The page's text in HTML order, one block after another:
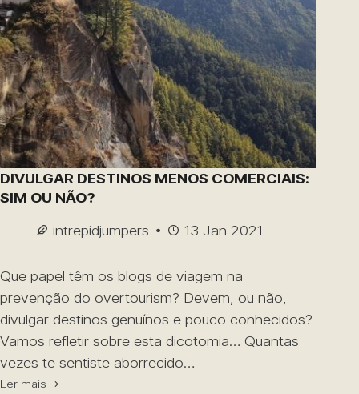
DIVULGAR DESTINOS MENOS COMERCIAIS:
SIM OU NÃO?
intrepidjumpers
13 Jan 2021
Que papel têm os blogs de viagem na
prevenção do overtourism? Devem, ou não,
divulgar destinos genuínos e pouco conhecidos?
Vamos refletir sobre esta dicotomia… Quantas
vezes te sentiste aborrecido…
Ler mais